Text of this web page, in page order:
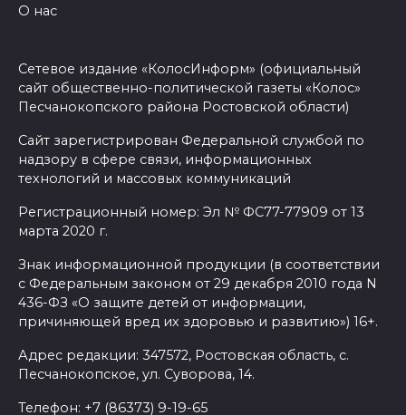
О нас
Сетевое издание «КолосИнформ» (официальный
сайт общественно-политической газеты «Колос»
Песчанокопского района Ростовской области)
Сайт зарегистрирован Федеральной службой по
надзору в сфере связи, информационных
технологий и массовых коммуникаций
Регистрационный номер: Эл № ФС77-77909 от 13
марта 2020 г.
Знак информационной продукции (в соответствии
с Федеральным законом от 29 декабря 2010 года N
436-ФЗ «О защите детей от информации,
причиняющей вред их здоровью и развитию») 16+.
Адрес редакции: 347572, Ростовская область, с.
Песчанокопское, ул. Суворова, 14.
Телефон: +7 (86373) 9-19-65